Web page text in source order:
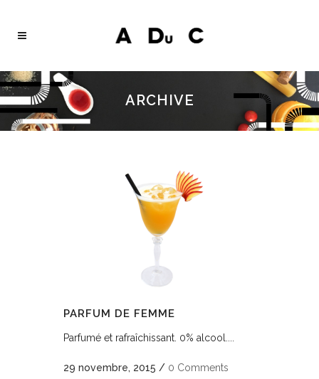
ARCHIVE
PARFUM DE FEMME
Parfumé et rafraîchissant. 0% alcool....
29 novembre, 2015 / 0 Comments